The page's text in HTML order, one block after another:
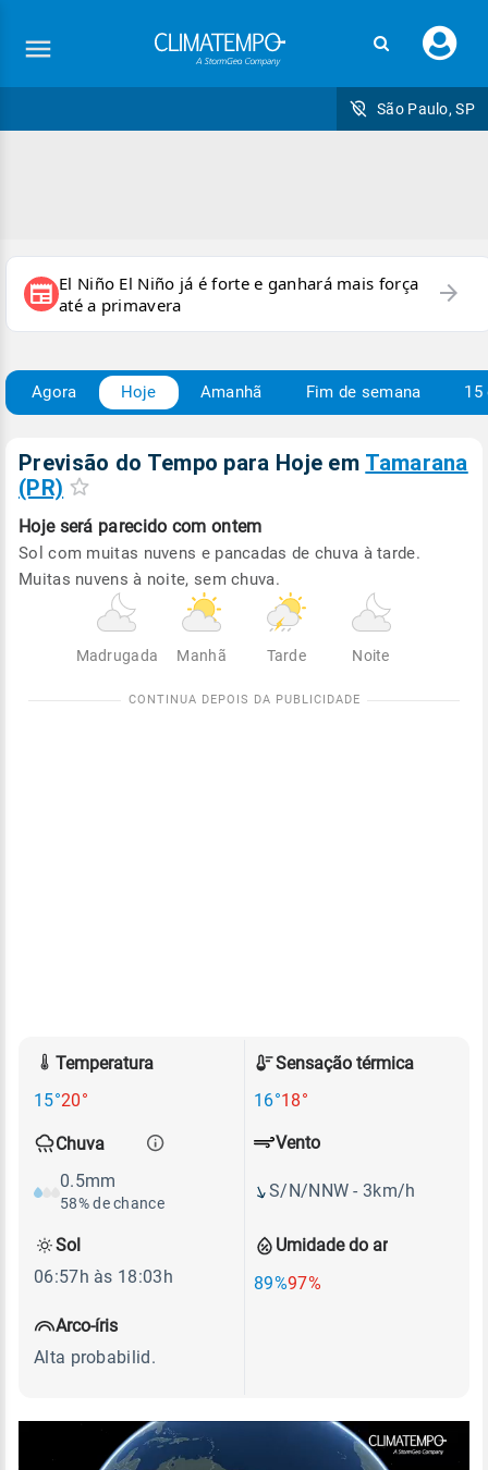
seu
São Paulo, SP
newspaper El Niño El Niño já é forte e ganhará mais força
até a primavera
arrow_forward
Agora Hoje Amanhã Fim de semana 15
Previsão do Tempo para Hoje em Tamarana
(PR)
Hoje será parecido com ontem
Sol com muitas nuvens e pancadas de chuva à tarde.
Muitas nuvens à noite, sem chuva.
Madrugada Manhã Tarde Noite
Temperatura
15°20°
Sensação térmica
16°18°
Chuva
0.5mm
58% de chance
Umidade do ar
89%97%
Vento
S/N/NNW - 3km/h
Sol
06:57h às 18:03h
Arco-íris
Alta probabilid.